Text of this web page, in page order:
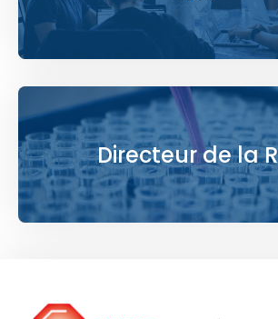
Directeur de la